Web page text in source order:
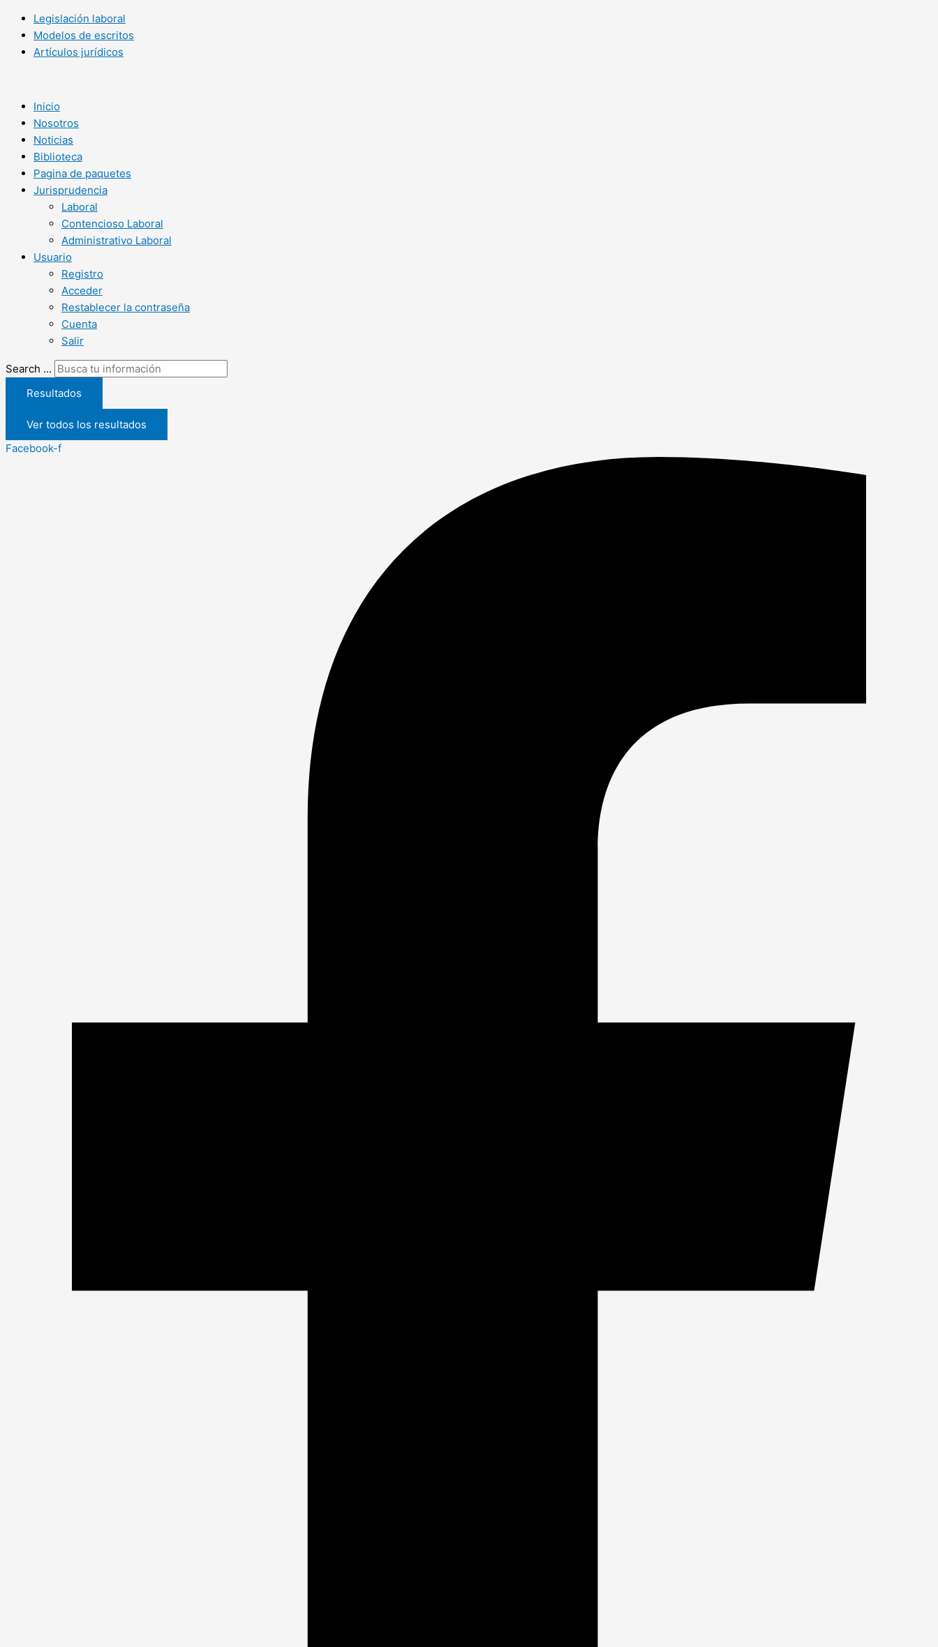
Legislación laboral
Modelos de escritos
Artículos jurídicos
Inicio
Nosotros
Noticias
Biblioteca
Pagina de paquetes
Jurisprudencia
Laboral
Contencioso Laboral
Administrativo Laboral
Usuario
Registro
Acceder
Restablecer la contraseña
Cuenta
Salir
Search ...
Resultados
Ver todos los resultados
Facebook-f